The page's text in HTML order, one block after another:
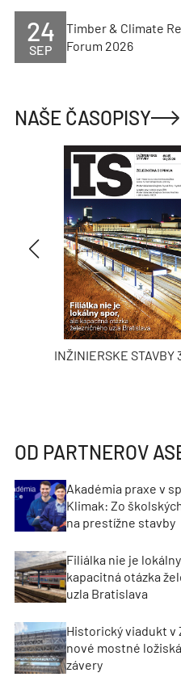
SEP
24
Timber & Climate
Forum 2026
NAŠE ČASOPISY
INŽINIERSKE STAVBY
OD PARTNEROV
Akadémia praxe v
Klimak: Zo
na prestížne stavby
Filiálka nie je
kapacitná otázka
uzla Bratislava
Historický viadukt v
nové mostné
závery